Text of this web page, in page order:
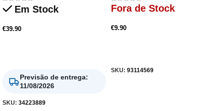
Em Stock
€39.90
Previsão de entrega:
11/08/2026
SKU: 34223889
Fora de Stock
€9.90
SKU: 93114569